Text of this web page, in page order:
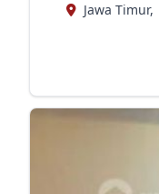
Jawa Timur,